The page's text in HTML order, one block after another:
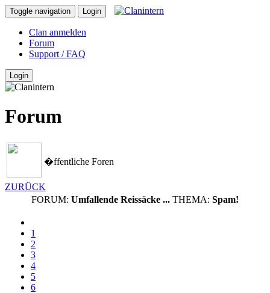
Toggle navigation Login
Clan anmelden
Forum
Support / FAQ
Login
Forum
�ffentliche Foren
ZURÜCK
FORUM: Umfallende Reissäcke ... THEMA: Spam!
1
2
3
4
5
6